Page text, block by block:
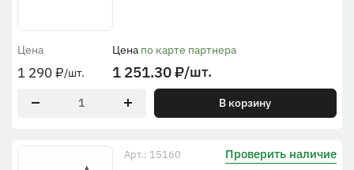
Цена
1 290₽/шт.
Цена по карте партнера
1 251.30₽/шт.
В корзину
Арт.: 15160 Проверить наличие